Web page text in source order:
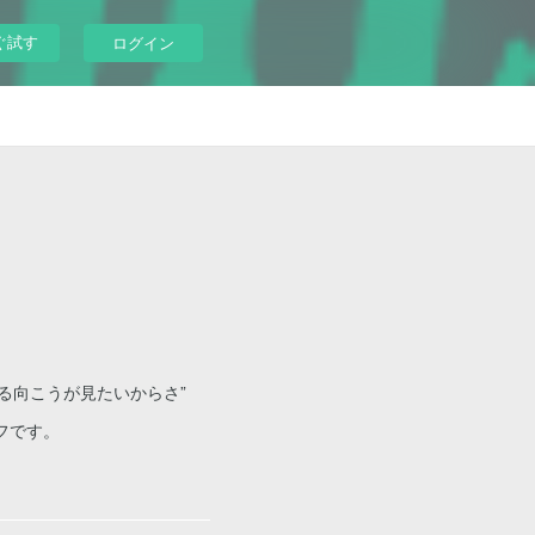
試す ログイン
向こうが見たいからさ”
す。